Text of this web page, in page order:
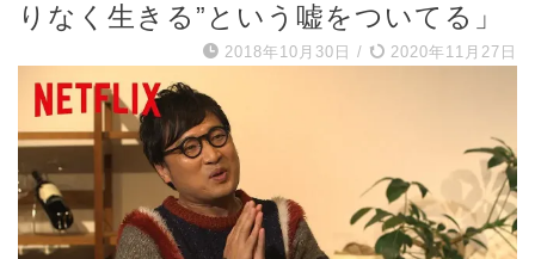
りなく生きる”という嘘をついてる」
2018年10月30日 / 2020年11月27日